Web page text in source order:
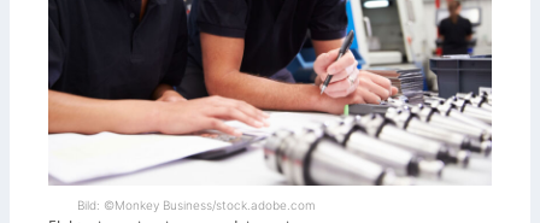
Bild: ©Monkey Business/stock.adobe.com